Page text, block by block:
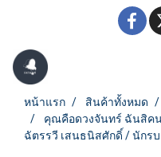
หน้าแรก สินค้าทั้งหมด
คุณคือดวงจันทร์ ฉันสิคน
ฉัตรรวี เสนธนิสศักดิ์ / นักร